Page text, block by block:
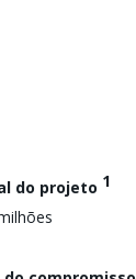
do projeto 1